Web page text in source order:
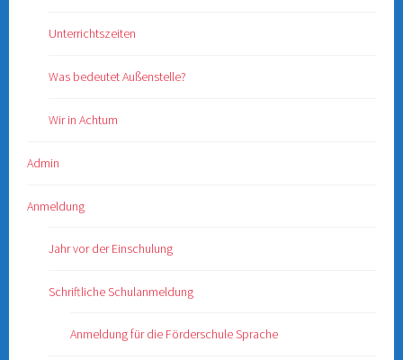
Unterrichtszeiten
Was bedeutet Außenstelle?
Wir in Achtum
Admin
Anmeldung
Jahr vor der Einschulung
Schriftliche Schulanmeldung
Anmeldung für die Förderschule Sprache